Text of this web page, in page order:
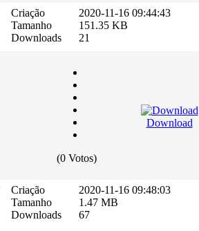
Criação
Tamanho
Downloads
2020-11-16 09:44:43
151.35 KB
21
(0 Votos)
Download
Criação
Tamanho
Downloads
2020-11-16 09:48:03
1.47 MB
67